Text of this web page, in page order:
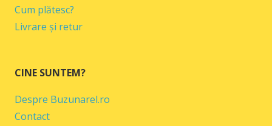
Cum plătesc?
Livrare și retur
CINE SUNTEM?
Despre Buzunarel.ro
Contact